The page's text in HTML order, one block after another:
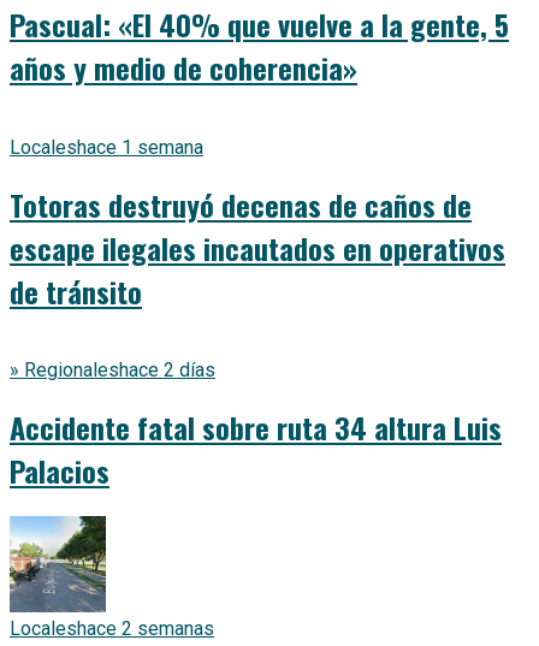
Pascual: «El 40% que vuelve a la gente, 5
años y medio de coherencia»
Localeshace 1 semana
Totoras destruyó decenas de caños de
escape ilegales incautados en operativos
de tránsito
» Regionaleshace 2 días
Accidente fatal sobre ruta 34 altura Luis
Palacios
Localeshace 2 semanas